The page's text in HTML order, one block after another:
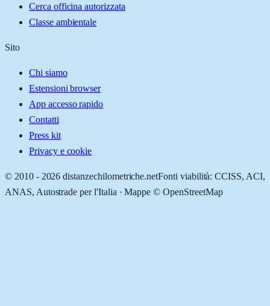
Cerca officina autorizzata
Classe ambientale
Sito
Chi siamo
Estensioni browser
App accesso rapido
Contatti
Press kit
Privacy e cookie
© 2010 - 2026 distanzechilometriche.netFonti viabilità: CCISS, ACI,
ANAS, Autostrade per l'Italia · Mappe © OpenStreetMap